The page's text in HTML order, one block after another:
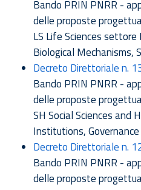
Bando PRIN PNRR -
delle proposte
LS Life Sciences
Biological Mechanisms,
Decreto Direttoriale n.
Bando PRIN PNRR -
delle proposte
SH Social Sciences and
Institutions,
Decreto Direttoriale n.
Bando PRIN PNRR -
delle proposte